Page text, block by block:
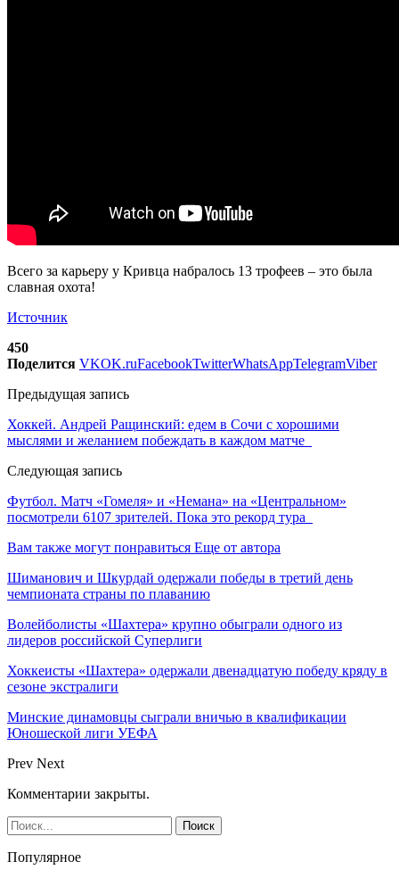
Всего за карьеру у Кривца набралось 13 трофеев – это была
славная охота!
Источник
450
Поделится VKOK.ruFacebookTwitterWhatsAppTelegramViber
Предыдущая запись
Хоккей. Андрей Ращинский: едем в Сочи с хорошими
мыслями и желанием побеждать в каждом матче
Следующая запись
Футбол. Матч «Гомеля» и «Немана» на «Центральном»
посмотрели 6107 зрителей. Пока это рекорд тура
Вам также могут понравиться Еще от автора
Шиманович и Шкурдай одержали победы в третий день
чемпионата страны по плаванию
Волейболисты «Шахтера» крупно обыграли одного из
лидеров российской Суперлиги
Хоккеисты «Шахтера» одержали двенадцатую победу кряду в
сезоне экстралиги
Минские динамовцы сыграли вничью в квалификации
Юношеской лиги УЕФА
Prev Next
Комментарии закрыты.
Популярное